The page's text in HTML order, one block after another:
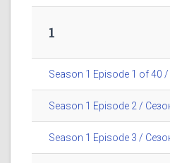
1
Season 1 Episode 1 of 40
Season 1 Episode 2 /
Season 1 Episode 3 /